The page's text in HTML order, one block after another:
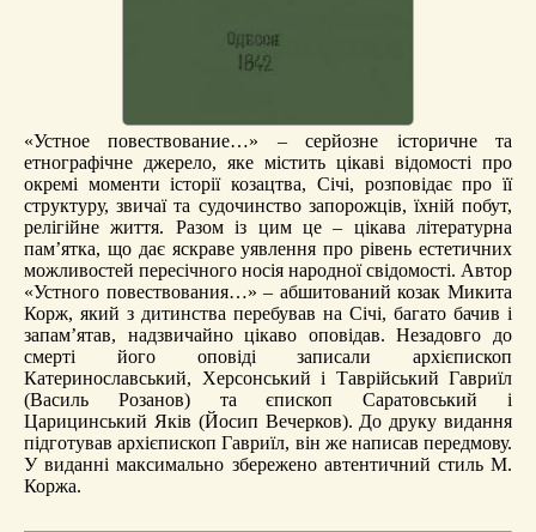
«Устное повествование…» – серйозне історичне та
етнографічне джерело, яке містить цікаві відомості про
окремі моменти історії козацтва, Січі, розповідає про її
структуру, звичаї та судочинство запорожців, їхній побут,
релігійне життя. Разом із цим це – цікава літературна
пам’ятка, що дає яскраве уявлення про рівень естетичних
можливостей пересічного носія народної свідомості. Автор
«Устного повествования…» – абшитований козак Микита
Корж, який з дитинства перебував на Січі, багато бачив і
запам’ятав, надзвичайно цікаво оповідав. Незадовго до
смерті його оповіді записали архієпископ
Катеринославський, Херсонський і Таврійський Гавриїл
(Василь Розанов) та єпископ Саратовський і
Царицинський Яків (Йосип Вечерков). До друку видання
підготував архієпископ Гавриїл, він же написав передмову.
У виданні максимально збережено автентичний стиль М.
Коржа.